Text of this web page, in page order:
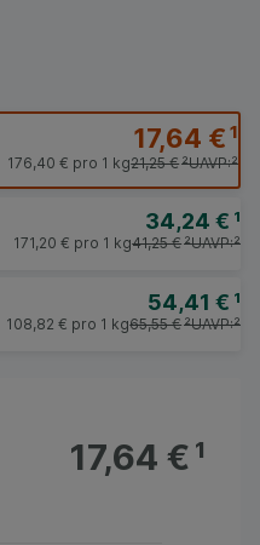
17,64 €¹
UAVP:²
21,25 €²
176,40 € pro 1 kg
34,24 € ¹
UAVP:²
41,25 €²
171,20 € pro 1 kg
54,41 € ¹
UAVP:²
65,55 €²
108,82 € pro 1 kg
17,64 €¹